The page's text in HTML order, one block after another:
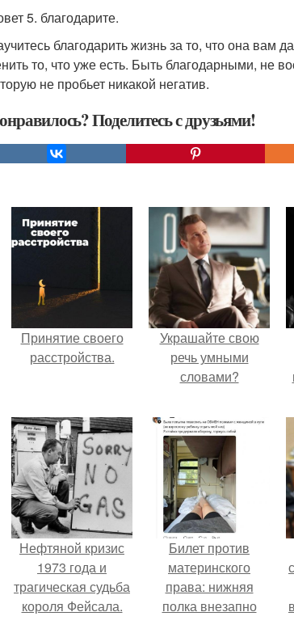
5. благодарите.
благодарить жизнь за то, что она
то, что уже есть. Быть благодарными, не
не пробьет никакой негатив.
Поделитесь с друзьями!
Принятие своего
расстройства.
Украшайте свою
речь умными
словами?
Нефтяной кризис
1973 года и
трагическая судьба
короля Фейсала.
Билет против
материнского
права: нижняя
полка внезапно